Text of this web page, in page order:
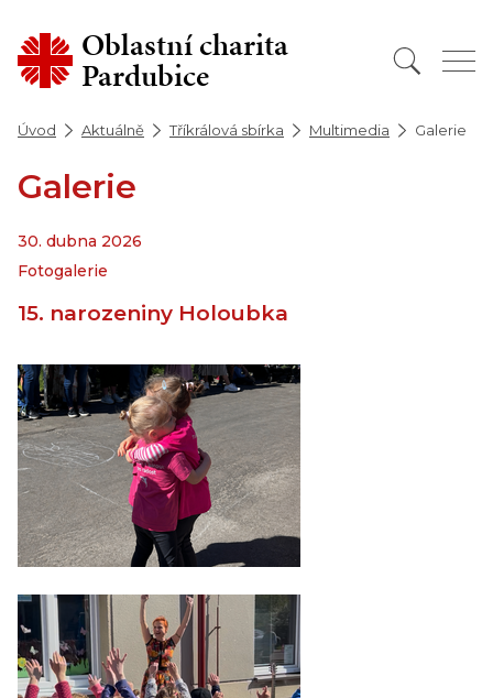
Oblastní charita
Pardubice
Úvod Aktuálně Tříkrálová sbírka Multimedia Galerie
Galerie
30. dubna 2026
Fotogalerie
15. narozeniny Holoubka